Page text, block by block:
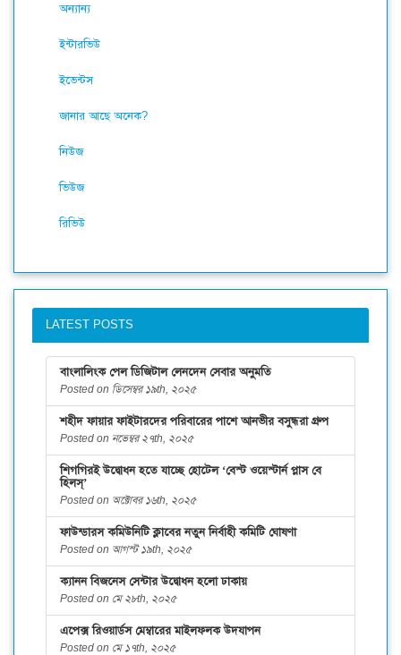
অন্যান্য
ইন্টারভিউ
ইভেন্টস
জানার আছে অনেক?
নিউজ
ভিউজ
রিভিউ
LATEST POSTS
বাংলালিংক পেল ডিজিটাল লেনদেন সেবার অনুমতি
Posted on ডিসেম্বর ১৯th, ২০২৫
শহীদ ফায়ার ফাইটারদের পরিবারের পাশে আনভীর বসুন্ধরা গ্রুপ
Posted on নভেম্বর ২৭th, ২০২৫
শিগগিরই উদ্বোধন হতে যাচ্ছে হোটেল ‘বেস্ট ওয়েস্টার্ন প্লাস বে
হিলস্’
Posted on অক্টোবর ১৬th, ২০২৫
ফাউন্ডারস কমিউনিটি ক্লাবের নতুন নির্বাহী কমিটি ঘোষণা
Posted on আগস্ট ১৯th, ২০২৫
ক্যানন বিজনেস সেন্টার উদ্বোধন হলো ঢাকায়
Posted on মে ২৮th, ২০২৫
এপেক্স রিওয়ার্ডস মেম্বারের মাইলফলক উদযাপন
Posted on মে ১৭th, ২০২৫